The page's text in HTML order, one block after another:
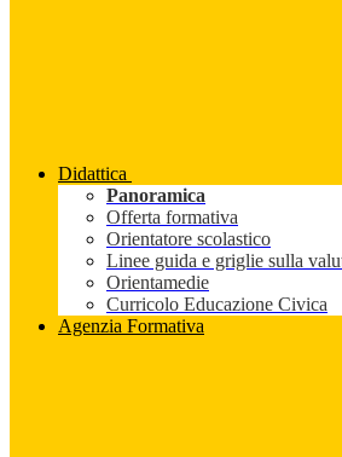
Didattica
Panoramica
Offerta formativa
Orientatore scolastico
Linee guida e griglie sulla
Orientamedie
Curricolo Educazione Civica
Agenzia Formativa